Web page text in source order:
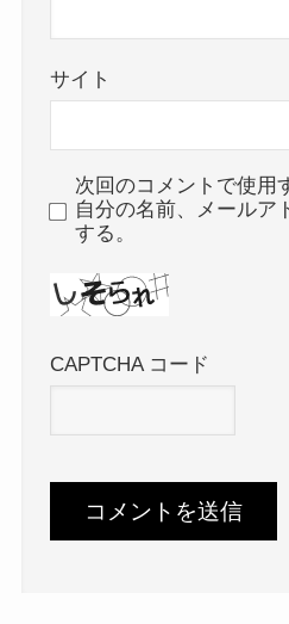
サイト
次回のコメントで使用
自分の名前、メールア
する。
CAPTCHA コード